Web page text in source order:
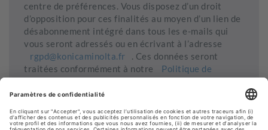
centre de préférences. Vous disposez d’un droit
d’opposition pour ces finalités au moyen d’un lien de
désabonnement intégré dans tous les e-mails qui
vous seront adressés ou en écrivant à l’adresse
rgpd@konicaminolta.fr
. Ces données seront
traitées conformément à notre
Politique de
protection des données personnelles .
Envoyer ma demande